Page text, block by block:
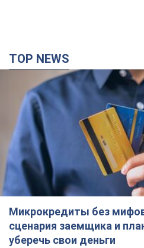
TOP NEWS
Микрокредиты без
сценария заемщика и
уберечь свои деньги